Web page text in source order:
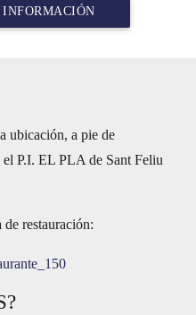
ubicación, a pie de
P.I. EL PLA de Sant Feliu
de restauración: